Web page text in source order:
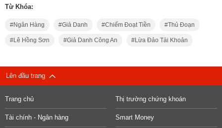
Từ Khóa:
Ngân Hàng Giả Danh Chiếm Đoạt Tiền Thủ Đoạn
Lê Hồng Sơn Giả Danh Công An Lừa Đảo Tài Khoản
Lên đầu trang
Trang chủ Thị trường chứng khoán
Tài chính - Ngân hàng Smart Money